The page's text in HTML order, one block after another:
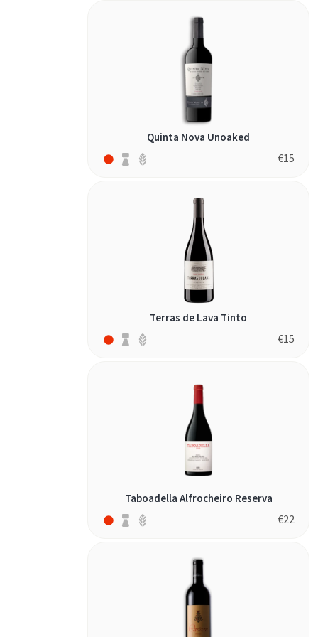
Quinta Nova Unoaked
€15
Terras de Lava Tinto
€15
Taboadella Alfrocheiro Reserva
€22